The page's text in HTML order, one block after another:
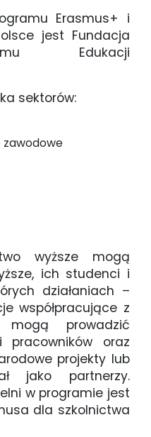
Erasmus+ i
jest Fundacja
Edukacji
sektorów:
zawodowe
wyższe mogą
ich studenci i
działaniach –
współpracujące z
mogą prowadzić
oraz
projekty lub
jako partnerzy.
w programie jest
dla szkolnictwa